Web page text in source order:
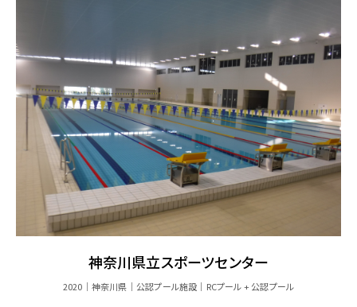
神奈川県立スポーツセンター
2020 神奈川県 公認プール施設 RCプール + 公認プール